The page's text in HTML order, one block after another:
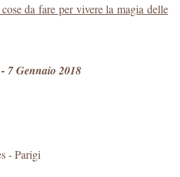
da fare per vivere la magia delle
7 Gennaio 2018
-Parigi